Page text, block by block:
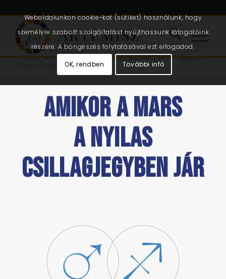
Ön itt áll: Kezdőlap Kozmikus hatások /Mars a jegyekben
Mars a Nyilas csillagjegyben
AMIKOR A MARS
A NYILAS
CSILLAGJEGYBEN JÁR
Weboldalunkon cookie-kat (sütiket) használunk, hogy
személyre szabott szolgáltatást nyújthassunk látogatóink
részére. A böngészés folytatásával ezt elfogadod.
OK, rendben További infó